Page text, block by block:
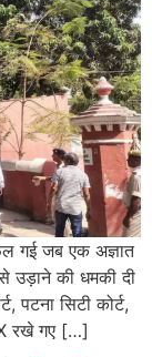
गई जब एक अज्ञात
उड़ाने की धमकी दी
पटना सिटी कोर्ट,
रखे गए […]